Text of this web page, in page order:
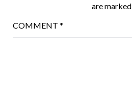
are marked
COMMENT *